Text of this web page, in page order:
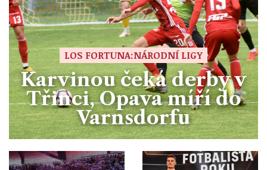
LOS FORTUNA:NÁRODNÍ LIGY
Karvinou čeká derby v
Třinci, Opava míří do
Varnsdorfu